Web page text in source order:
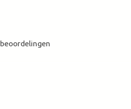
beoordelingen